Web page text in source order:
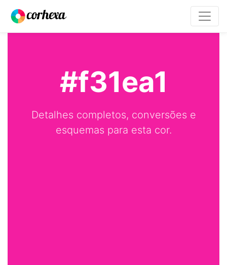
#f31ea1
Detalhes completos, conversões e
esquemas para esta cor.